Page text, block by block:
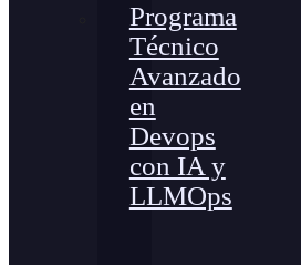
Programa
Técnico
Avanzado
en
Devops
con IA y
LLMOps